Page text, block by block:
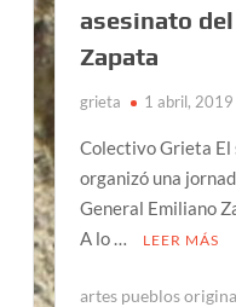
asesinato
Zapata
grieta 1 abril, 2019
Colectivo Grieta El
organizó una
General Emiliano
A lo …
LEER MÁS
artes pueblos